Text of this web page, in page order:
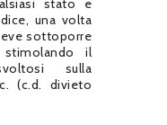
stato e
una volta
sottoporre
il
sulla
(c.d. divieto